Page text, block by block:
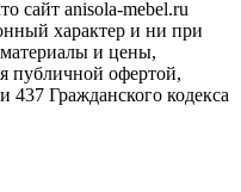
сайт anisola-mebel.ru
характер и ни при
и цены,
публичной офертой,
Гражданского кодекса